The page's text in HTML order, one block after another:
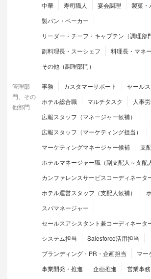
中華
寿司職人 宴会調理
製菓・
製パン・ベーカー
リーダー・チーフ・キャプテン（調理部
副料理長・スーシェフ
料理長・マネ
その他（調理部門）
管理部
門、その
他部門
事務 カスタマーサポート
セール
ホテル総合職
マルチタスク
人事
広報スタッフ（マネージャー候補）
広報スタッフ（マーケティング担当）
マーケティングマネージャー候補
支
ホテルマネージャー職（副支配人～支配
カンファレンスサービスコーディネータ
ホテル運営スタッフ（支配人候補）
スパマネージャー
セールスアシスタント兼コーディネータ
システム担当
Salesforce活用担当
ブランディング・PR・企画担当
マー
事業開発・推進
企画推進
営業事